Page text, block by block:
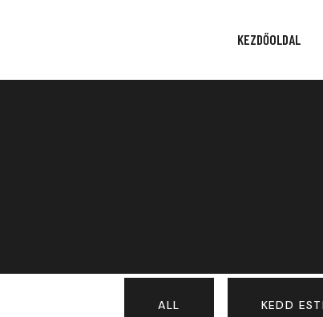
KEZDŐOLDAL
ALL KEDD